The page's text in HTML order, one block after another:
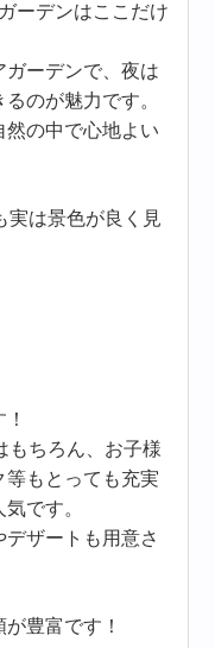
ーデンはここだけ
ーデンで、夜は
のが魅力です。
の中で心地よい
実は景色が良く見
もちろん、お子様
等もとっても充実
です。
ザートも用意さ
豊富です！